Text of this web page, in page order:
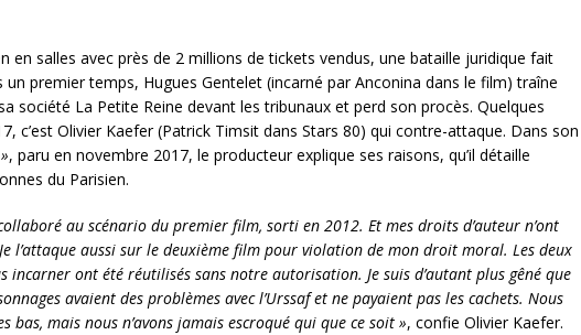
en salles avec près de 2 millions de tickets vendus, une bataille juridique fait
un premier temps, Hugues Gentelet (incarné parAnconina dans le film) traîne
société La Petite Reine devant les tribunaux et perd son procès. Quelques
c’est Olivier Kaefer(Patrick Timsit dans Stars 80) qui contre-attaque. Dans son
, paru en novembre 2017, le producteur explique ses raisons, qu’il détaille
du Parisien.
au scénario du premier film, sorti en 2012. Et mes droits d’auteur n’ont
l’attaque aussi sur le deuxième film pour violation de mon droit moral. Les deux
incarner ont été réutilisés sans notre autorisation. Je suis d’autant plus gêné que
avaient des problèmes avec l’Urssaf et ne payaient pas les cachets. Nous
bas, mais nous n’avons jamais escroqué qui que ce soit », confie Olivier Kaefer.